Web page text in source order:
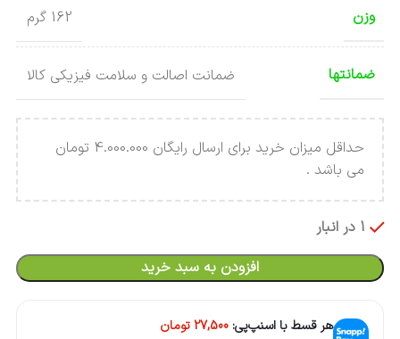
وزن 162 گرم
ضمانتها ضمانت اصالت و سلامت فیزیکی کالا
حداقل میزان خرید برای ارسال رایگان 4.000.000 تومان
می باشد .
1 در انبار
افزودن به سبد خرید
هر قسط با اسنپ‌پی: 27,500تومان